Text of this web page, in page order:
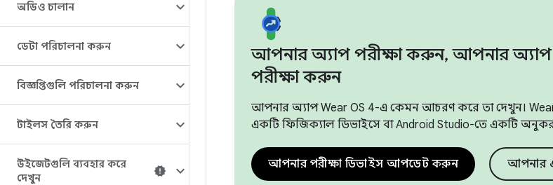
অডিও চালান
ডেটা পরিচালনা করুন
বিজ্ঞপ্তিগুলি পরিচালনা করুন
টাইলস তৈরি করুন
উইজেটগুলি ব্যবহার করে
দেখুন
আপনার অ্যাপ পরীক্ষা করুন, আপনার অ্যাপ
পরীক্ষা করুন
আপনার অ্যাপ Wear OS 4-এ কেমন আচরণ করে তা দেখুন। Wear
একটি ফিজিক্যাল ডিভাইসে বা Android Studio-তে একটি
আপনার পরীক্ষা ডিভাইস আপডেট করুন আপনার